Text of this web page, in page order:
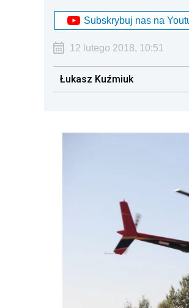
Subskrybuj nas na
12 lutego 2018, 10:51
Łukasz Kuźmiuk